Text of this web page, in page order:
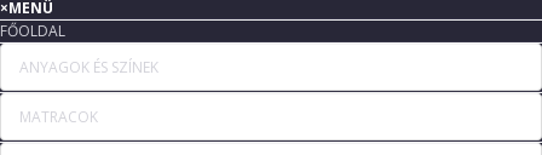
×MENÜ
FŐOLDAL
ANYAGOK ÉS SZÍNEK
MATRACOK